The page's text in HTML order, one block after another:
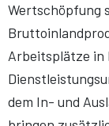
Wertschöpfung
Arbeitsplätze in
dem In- und